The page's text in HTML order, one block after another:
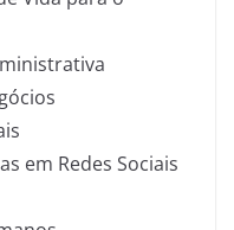
em Redes Sociais